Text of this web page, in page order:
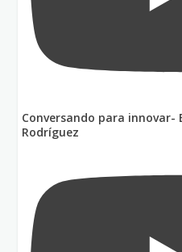
Conversando para innovar-
Rodríguez